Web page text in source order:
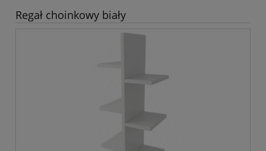
Regał choinkowy biały